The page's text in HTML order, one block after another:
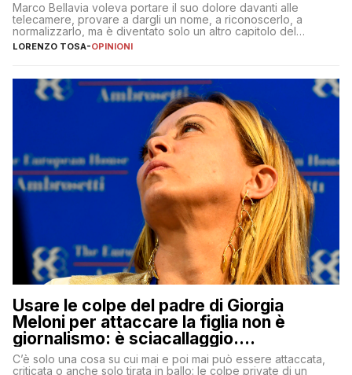
Marco Bellavia voleva portare il suo dolore davanti alle
telecamere, provare a dargli un nome, a riconoscerlo, a
normalizzarlo, ma è diventato solo un altro capitolo del
copione
LORENZO TOSA-OPINIONI
Usare le colpe del padre di Giorgia
Meloni per attaccare la figlia non è
giornalismo: è sciacallaggio.
Dimostriamo di essere diversi
C’è solo una cosa su cui mai e poi mai può essere attaccata,
criticata o anche solo tirata in ballo: le colpe private di un